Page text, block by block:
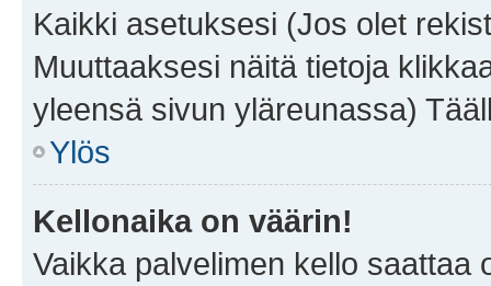
Kaikki asetuksesi (Jos olet
Muuttaaksesi näitä tietoja
yleensä sivun yläreunassa)
Ylös
Kellonaika on väärin!
Vaikka palvelimen kello saattaa